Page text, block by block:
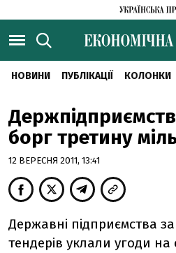
НОВИНИ ПУБЛІКАЦІЇ КОЛОНКИ
борг третину
12 ВЕРЕСНЯ 2011, 13:41
Державні підприємства
тендерів уклали угоди